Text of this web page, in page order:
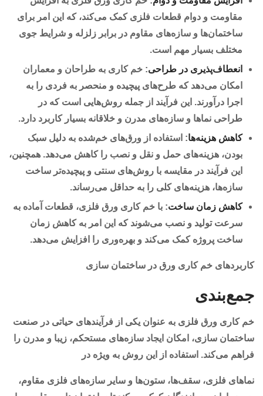
مقاومت و دوام قطعات فلزی کمک می‌کند، که این امر برای
ساختمان‌ها و سازه‌های مقاوم در برابر زلزله و شرایط جوی
مختلف بسیار مهم است.
انعطاف‌پذیری در طراحی: خم کاری به طراحان و معماران
امکان می‌دهد که طرح‌های پیچیده و منحصر به فردی را به
اجرا درآورند. این فرآیند از جمله روش‌هایی است که در
طراحی نماها و سازه‌های مدرن و خلاقانه بسیار کاربرد دارد.
کاهش هزینه‌ها: استفاده از ورق‌های خم‌شده به دلیل سبک
بودن، هزینه‌های حمل و نقل و نصب را کاهش می‌دهد. همچنین،
این فرآیند در مقایسه با روش‌های سنتی و پیچیده‌تر ساخت
سازه‌ها، هزینه‌های کلی را به حداقل می‌رساند.
کاهش زمان ساخت: با خم کاری ورق فلزی، قطعات آماده به
سرعت تولید و نصب می‌شوند که این امر به کاهش زمان
ساخت پروژه کمک می‌کند و بهره‌وری را افزایش می‌دهد.
کاربردهای خم کاری ورق در ساختمان سازی
جمع‌بندی
خم کاری ورق فلزی به عنوان یکی از فرآیندهای حیاتی در صنعت
ساختمان سازی، امکان ایجاد سازه‌های مستحکم، زیبا و مدرن را
فراهم می‌کند. استفاده از این روش به ویژه در
نماهای فلزی، سقف‌ها، ستون‌ها و سایر سازه‌های فلزی مقاوم،